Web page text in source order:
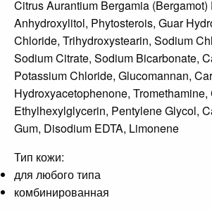
Citrus Aurantium Bergamia (Bergamot)
Anhydroxylitol, Phytosterois, Guar
Chloride, Trihydroxystearin, Sodium
Sodium Citrate, Sodium Bicarbonate,
Potassium Chloride, Glucomannan,
Hydroxyacetophenone,
Ethylhexylglycerin, Pentylene Glycol,
Gum, Disodium EDTA, Limonene
Тип кожи:
для любого типа
комбинированная